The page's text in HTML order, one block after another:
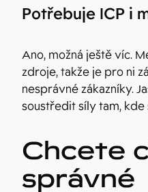
Potřebuje ICP i
Ano, možná ještě víc.
zdroje, takže je pro ni
nesprávné zákazníky.
soustředit síly tam, kde
Chcete
správné